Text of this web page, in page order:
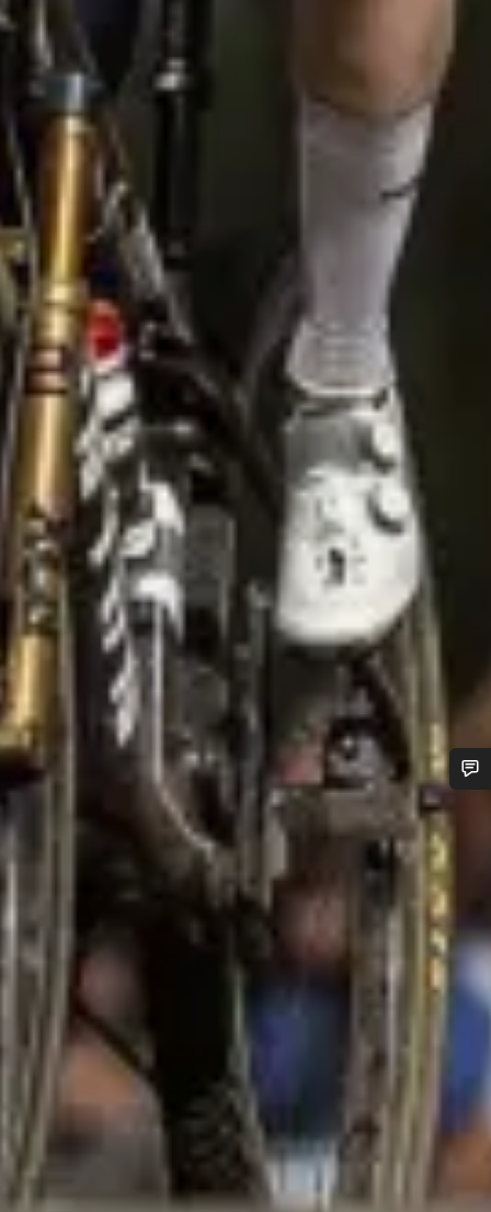
Besoin d’aide ?
Nos experts du service client vous attendent pour
répondre à vos questions.
Démarrer le Chat
Fermer